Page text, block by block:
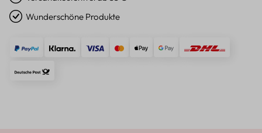
Wunderschöne Produkte